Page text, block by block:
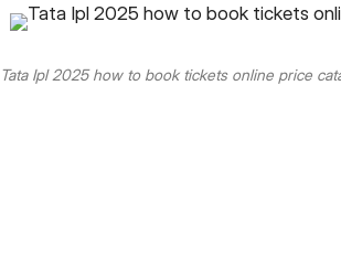
Tata Ipl 2025 how to book tickets online price